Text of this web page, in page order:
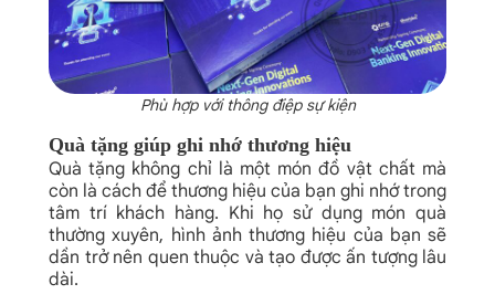
Phù hợp với thông điệp sự kiện
Quà tặng giúp ghi nhớ thương hiệu
Quà tặng không chỉ là một món đồ vật chất mà
còn là cách để thương hiệu của bạn ghi nhớ trong
tâm trí khách hàng. Khi họ sử dụng món quà
thường xuyên, hình ảnh thương hiệu của bạn sẽ
dần trở nên quen thuộc và tạo được ấn tượng lâu
dài.